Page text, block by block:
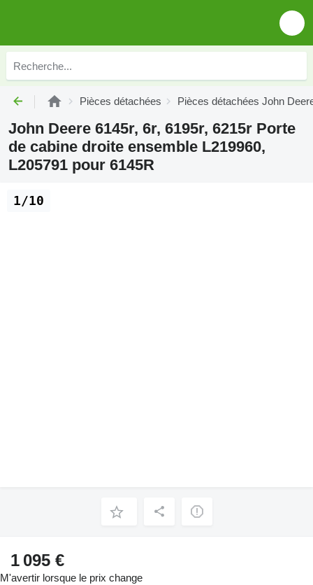
Pièces détachées Pièces détachées John
John Deere 6145r, 6r, 6195r, 6215r Porte
de cabine droite ensemble L219960,
L205791 pour 6145R
1/10
1 095 €
M'avertir lorsque le prix change